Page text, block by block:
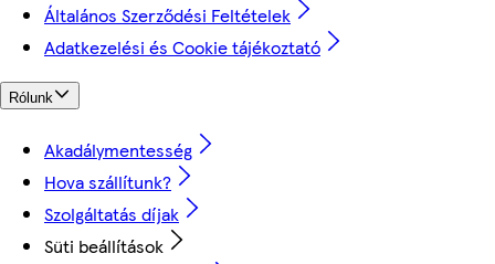
Általános Szerződési Feltételek
Adatkezelési és Cookie tájékoztató
Rólunk
Akadálymentesség
Hova szállítunk?
Szolgáltatás díjak
Süti beállítások